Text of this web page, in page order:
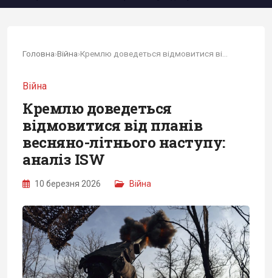
Головна›Війна›
Війна
Кремлю доведеться
відмовитися від планів
весняно-літнього наступу:
аналіз ISW
10 березня 2026 Війна